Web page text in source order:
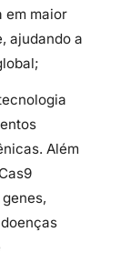
em maior
ajudando a
Além